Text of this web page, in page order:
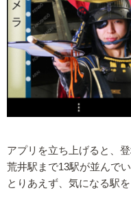
アプリを立ち上げると、
荒井駅まで13駅が並んでい
とりあえず、気になる駅